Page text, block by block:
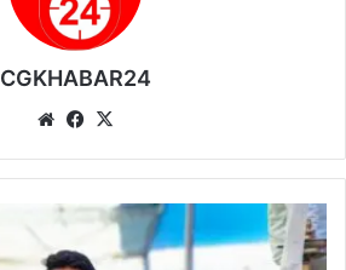
CGKHABAR24
We
te
Fa
bo
ok